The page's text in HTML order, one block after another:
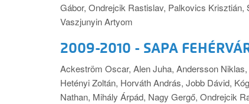
Gábor, Ondrejcik Rastislav, Palkovics Krisztián,
Vaszjunyin Artyom
2009-2010 - SAPA
Ackeström Oscar, Alen Juha, Andersson
Hetényi Zoltán, Horváth András, Jobb Dávid,
Nathan, Mihály Árpád, Nagy Gergő, Ondrejcik